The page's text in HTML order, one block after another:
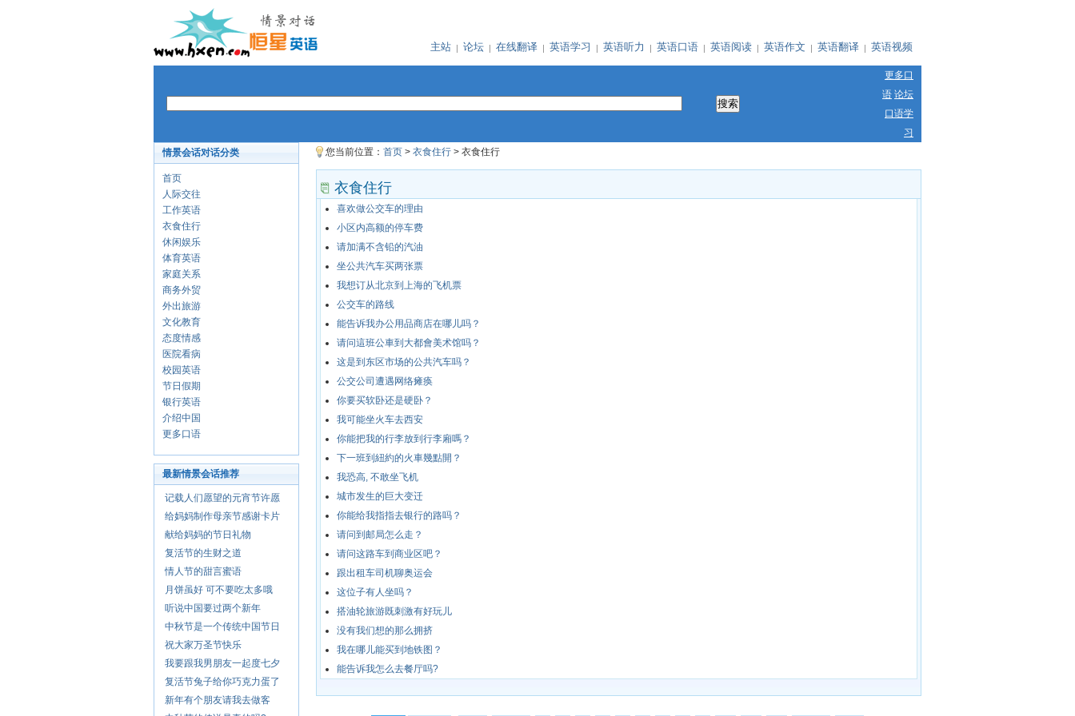
主站 论坛 在线翻译 英语学习 英语听力 英语口语 英语阅读 英语作文 英语翻译 英语视频
更多口
语 论坛
口语学
习
情景会话对话分类
首页
人际交往
工作英语
衣食住行
休闲娱乐
体育英语
家庭关系
商务外贸
外出旅游
文化教育
态度情感
医院看病
校园英语
节日假期
银行英语
介绍中国
更多口语
最新情景会话推荐
记载人们愿望的元宵节许愿
给妈妈制作母亲节感谢卡片
献给妈妈的节日礼物
复活节的生财之道
情人节的甜言蜜语
月饼虽好 可不要吃太多哦
听说中国要过两个新年
中秋节是一个传统中国节日
祝大家万圣节快乐
我要跟我男朋友一起度七夕
复活节兔子给你巧克力蛋了
新年有个朋友请我去做客
您当前位置： 首页 > 衣食住行 > 衣食住行
衣食住行
喜欢做公交车的理由
小区内高额的停车费
请加满不含铅的汽油
坐公共汽车买两张票
我想订从北京到上海的飞机票
公交车的路线
能告诉我办公用品商店在哪儿吗？
请问這班公車到大都會美术馆吗？
这是到东区市场的公共汽车吗？
公交公司遭遇网络瘫痪
你要买软卧还是硬卧？
我可能坐火车去西安
你能把我的行李放到行李廂嗎？
下一班到紐約的火車幾點開？
我恐高, 不敢坐飞机
城市发生的巨大变迁
你能给我指指去银行的路吗？
请问到邮局怎么走？
请问这路车到商业区吧？
跟出租车司机聊奥运会
这位子有人坐吗？
搭油轮旅游既刺激有好玩儿
没有我们想的那么拥挤
我在哪儿能买到地铁图？
能告诉我怎么去餐厅吗?